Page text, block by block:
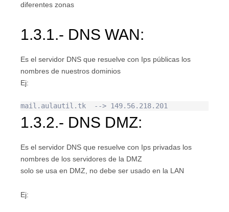
diferentes zonas
1.3.1.- DNS WAN:
Es el servidor DNS que resuelve con Ips públicas los
nombres de nuestros dominios
Ej:
mail.aulautil.tk  --> 149.56.218.201
1.3.2.- DNS DMZ:
Es el servidor DNS que resuelve con Ips privadas los
nombres de los servidores de la DMZ
solo se usa en DMZ, no debe ser usado en la LAN
Ej: